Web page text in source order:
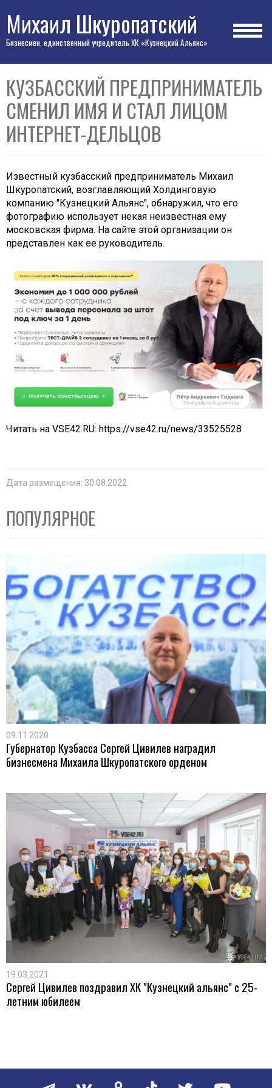
Михаил Шкуропатский
Бизнесмен, единственный учредитель ХК «Кузнецкий Альянс»
КУЗБАССКИЙ ПРЕДПРИНИМАТЕЛЬ
СМЕНИЛ ИМЯ И СТАЛ ЛИЦОМ
ИНТЕРНЕТ-ДЕЛЬЦОВ
Известный кузбасский предприниматель Михаил
Шкуропатский, возглавляющий Холдинговую
компанию "Кузнецкий Альянс", обнаружил, что его
фотографию использует некая неизвестная ему
московская фирма. На сайте этой организации он
представлен как ее руководитель.
Читать на VSE42.RU: https://vse42.ru/news/33525528
Дата размещения: 30.08.2022
ПОПУЛЯРНОЕ
09.11.2020
Губернатор Кузбасса Сергей Цивилев наградил
бизнесмена Михаила Шкуропатского орденом
19.03.2021
Сергей Цивилев поздравил ХК "Кузнецкий альянс" с 25-
летним юбилеем